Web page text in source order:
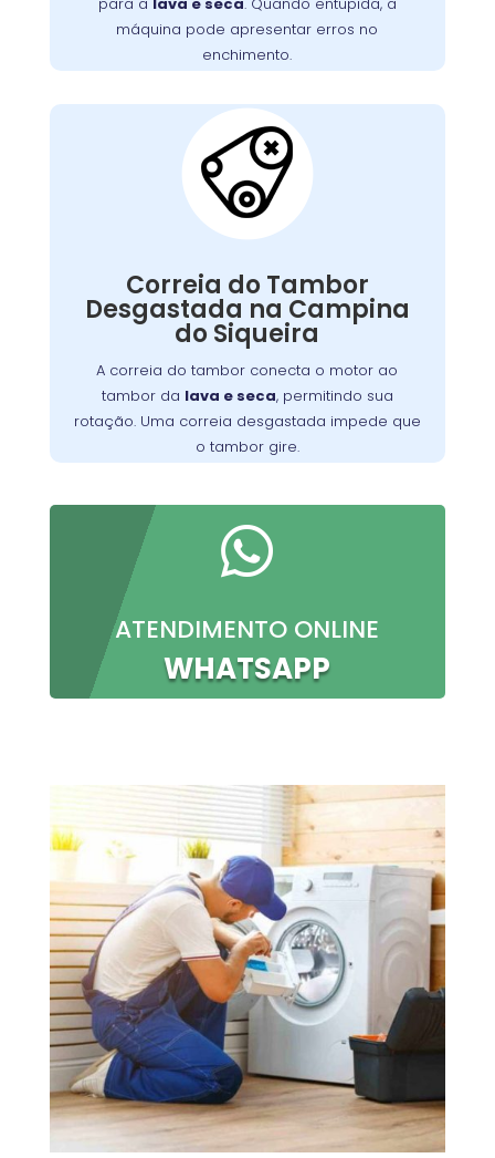
máquina pode apresentar erros no
enchimento.
evitar acúmulo de detritos e mantenha o
desempenho ideal da máquina.
Correia do Tambor
Desgastada na Campina
do Siqueira
A correia do tambor conecta o motor ao
tambor da lava e seca, permitindo sua
rotação. Uma correia desgastada impede que
o tambor gire.
Correia do Tambor
Desgastada:
correia do tambor
conecta o motor ao
máquina de lavar
tensão ou quebrar, resultando em um tambor
que não gira, ruídos estranhos ou ciclos
incompletos.
Substituir a correia desgastada é
máquina
. Verifique periodicamente e consulte
um técnico para a troca adequada, garantindo
maior durabilidade do equipamento

ATENDIMENTO ONLINE
WHATSAPP